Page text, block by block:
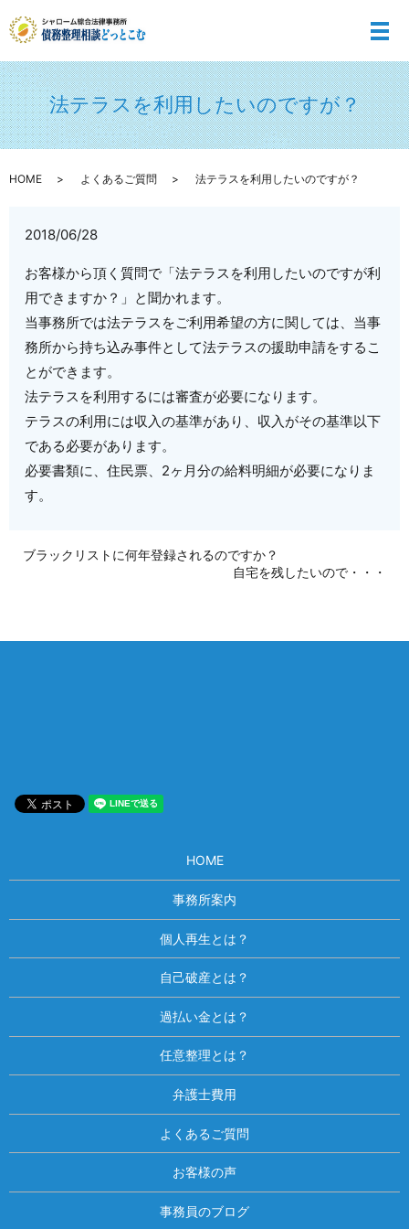
メ
法テラスを利用したいのですが？
HOME よくあるご質問 法テラスを利用したいのですが？
2018/06/28
お客様から頂く質問で「法テラスを利用したいのですが利
用できますか？」と聞かれます。
当事務所では法テラスをご利用希望の方に関しては、当事
務所から持ち込み事件として法テラスの援助申請をするこ
とができます。
法テラスを利用するには審査が必要になります。
テラスの利用には収入の基準があり、収入がその基準以下
である必要があります。
必要書類に、住民票、2ヶ月分の給料明細が必要になりま
す。
ブラックリストに何年登録されるのですか？
自宅を残したいので・・・
HOME
事務所案内
個人再生とは？
自己破産とは？
過払い金とは？
任意整理とは？
弁護士費用
よくあるご質問
お客様の声
事務員のブログ